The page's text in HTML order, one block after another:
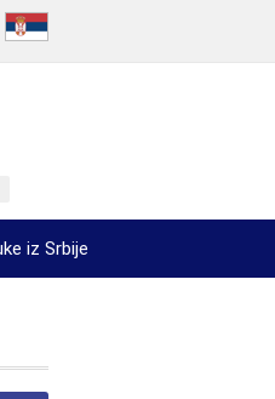
iz Srbije